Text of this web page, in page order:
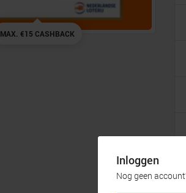
MAX. €15 CASHBACK